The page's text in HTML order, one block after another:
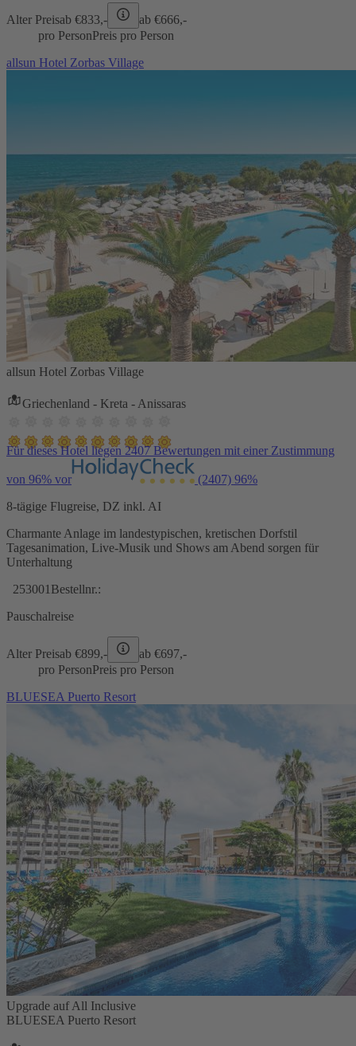
Alter Preisab €833,- ab €666,-
pro PersonPreis pro Person
allsun Hotel Zorbas Village
allsun Hotel Zorbas Village
Griechenland - Kreta - Anissaras
Für dieses Hotel liegen 2407 Bewertungen mit einer Zustimmung
von 96% vor (2407) 96%
8-tägige Flugreise, DZ inkl. AI
Charmante Anlage im landestypischen, kretischen Dorfstil
Tagesanimation, Live-Musik und Shows am Abend sorgen für
Unterhaltung
253001 Bestellnr.:
Pauschalreise
Alter Preisab €899,- ab €697,-
pro PersonPreis pro Person
BLUESEA Puerto Resort
Upgrade auf All Inclusive
BLUESEA Puerto Resort